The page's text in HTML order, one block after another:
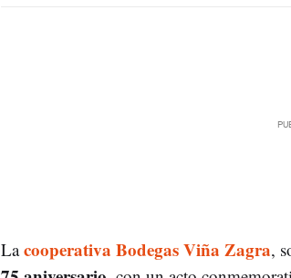
Lacooperativa Bodegas Viña Zagra,